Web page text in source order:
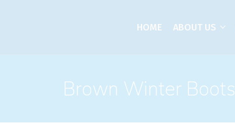
HOME ABOUT US
Brown Winter Boots